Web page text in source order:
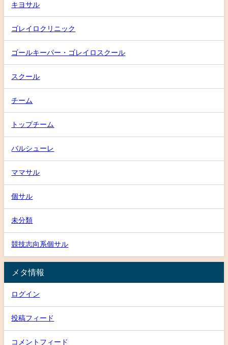
キヨサル
ゴレイロクリニック
ゴールキーパー・ゴレイロスクール
スクール
チーム
トップチーム
バルシューレ
ママサル
個サル
未分類
競技志向系個サル
メタ情報
ログイン
投稿フィード
コメントフィード